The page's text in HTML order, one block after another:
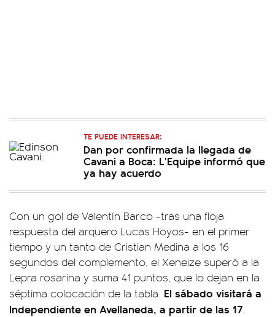
TE PUEDE INTERESAR:
Dan por confirmada la llegada de
Cavani a Boca: L'Equipe informó que
ya hay acuerdo
Con un gol de Valentín Barco -tras una floja
respuesta del arquero Lucas Hoyos- en el primer
tiempo y un tanto de Cristian Medina a los 16
segundos del complemento, el Xeneize superó a la
Lepra rosarina y suma 41 puntos, que lo dejan en la
séptima colocación de la tabla. El sábado visitará a
Independiente en Avellaneda, a partir de las 17.